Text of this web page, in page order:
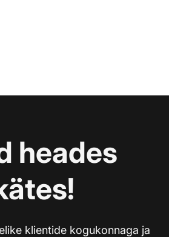
heades
klientide kogukonnaga ja